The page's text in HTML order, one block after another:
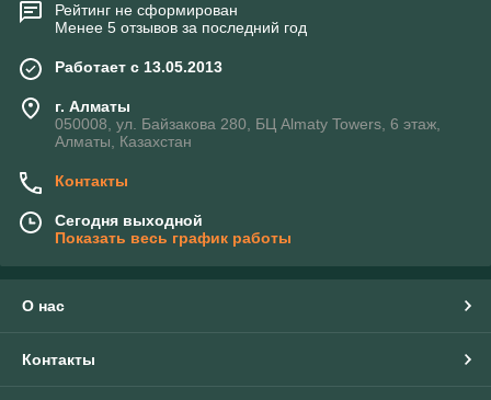
Рейтинг не сформирован
Менее 5 отзывов за последний год
Работает с 13.05.2013
г. Алматы
050008, ул. Байзакова 280, БЦ Almaty Towers, 6 этаж,
Алматы, Казахстан
Контакты
Сегодня выходной
Показать весь график работы
О нас
Контакты